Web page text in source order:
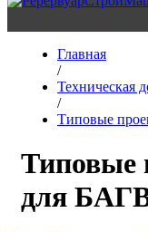
Главная
/
Техническая
/
Типовые
для